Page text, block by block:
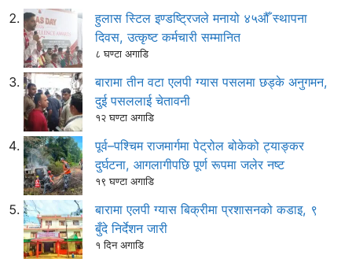
हुलास स्टिल इण्डष्ट्रिजले मनायो ४५औँ स्थापना
दिवस, उत्कृष्ट कर्मचारी सम्मानित
८ घण्टा अगाडि
बारामा तीन वटा एलपी ग्यास पसलमा छड्के अनुगमन,
दुई पसललाई चेतावनी
१२ घण्टा अगाडि
पूर्व–पश्चिम राजमार्गमा पेट्रोल बोकेको ट्याङ्कर
दुर्घटना, आगलागीपछि पूर्ण रूपमा जलेर नष्ट
१९ घण्टा अगाडि
बारामा एलपी ग्यास बिक्रीमा प्रशासनको कडाइ, ९
बुँदे निर्देशन जारी
१ दिन अगाडि